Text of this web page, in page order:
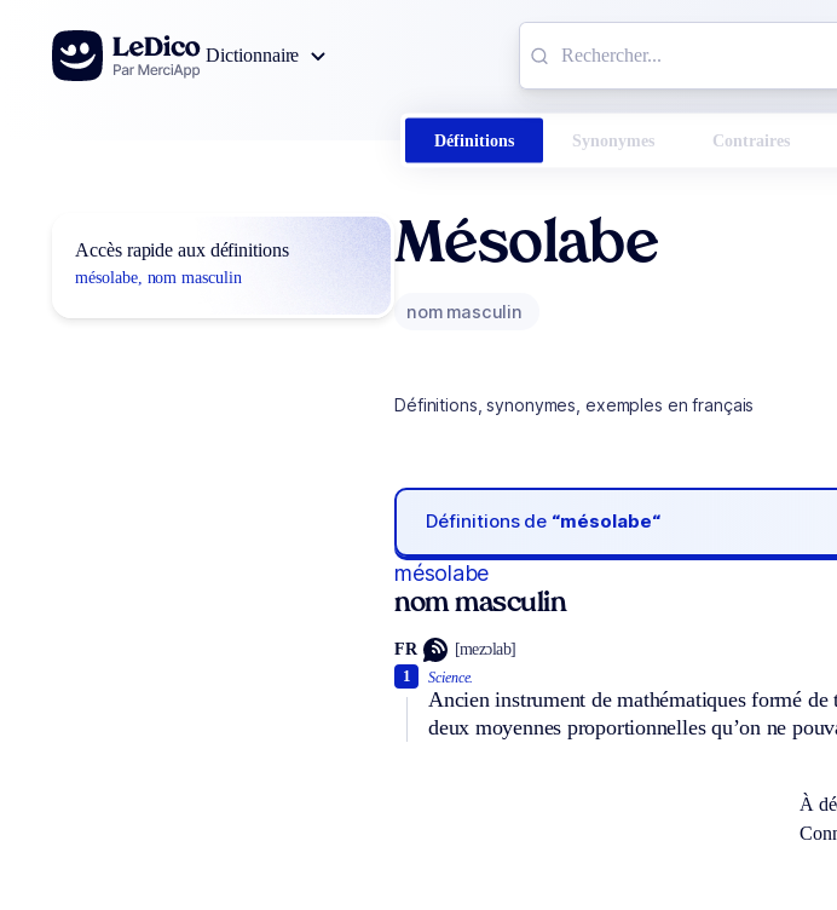
Aller au contenu
Dictionnaire
Définitions Synonymes Contraires
Accès rapide aux définitions
mésolabe, nom masculin
Mésolabe
nom masculin
Définitions, synonymes, exemples en français
Définitions de “mésolabe“
mésolabe
nom masculin
FR [mezɔlab]
Science.
Ancien instrument de mathématiques formé
deux moyennes proportionnelles qu’on ne
1
À